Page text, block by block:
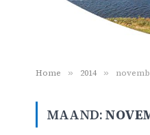
Home » 2014 »
MAAND: